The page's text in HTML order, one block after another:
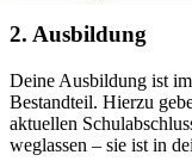
2. Ausbildung
Deine Ausbildung ist
Bestandteil. Hierzu
aktuellen
weglassen – sie ist in